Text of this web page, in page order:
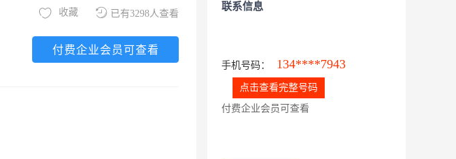
已有3298人查看
收藏
付费企业会员可查看
联系信息
手机号码： 134****7943
点击查看完整号码
付费企业会员可查看